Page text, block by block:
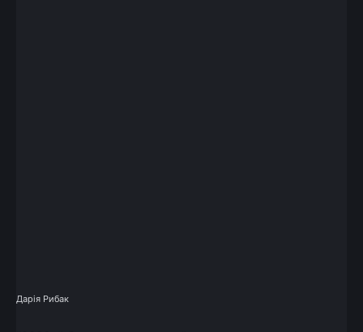
Дарія Рибак